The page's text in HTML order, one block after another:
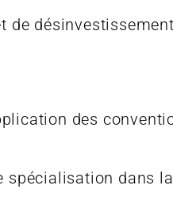
de
des
dans